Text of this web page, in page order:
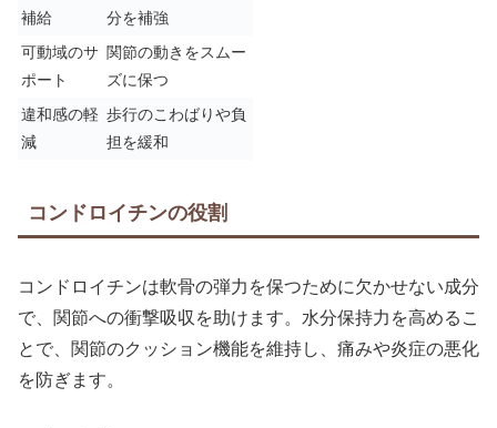
補給
分を補強
可動域のサ
ポート
関節の動きをスムー
ズに保つ
違和感の軽
減
歩行のこわばりや負
担を緩和
コンドロイチンの役割
コンドロイチンは軟骨の弾力を保つために欠かせない成分
で、関節への衝撃吸収を助けます。水分保持力を高めるこ
とで、関節のクッション機能を維持し、痛みや炎症の悪化
を防ぎます。